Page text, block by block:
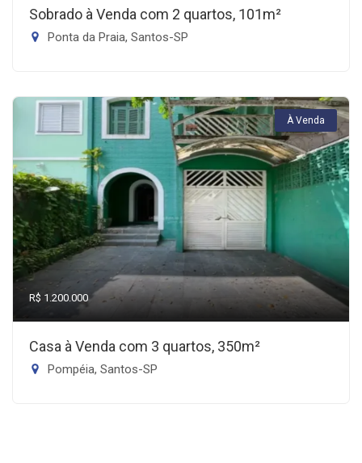
Sobrado à Venda com 2 quartos, 101m²
Ponta da Praia, Santos-SP
À Venda
R$ 1.200.000
Casa à Venda com 3 quartos, 350m²
Pompéia, Santos-SP